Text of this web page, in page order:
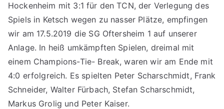
Hockenheim mit 3:1 für den TCN, der Verlegung des
Spiels in Ketsch wegen zu nasser Plätze, empfingen
wir am 17.5.2019 die SG Oftersheim 1 auf unserer
Anlage. In heiß umkämpften Spielen, dreimal mit
einem Champions-Tie- Break, waren wir am Ende mit
4:0 erfolgreich. Es spielten Peter Scharschmidt, Frank
Schneider, Walter Fürbach, Stefan Scharschmidt,
Markus Grolig und Peter Kaiser.